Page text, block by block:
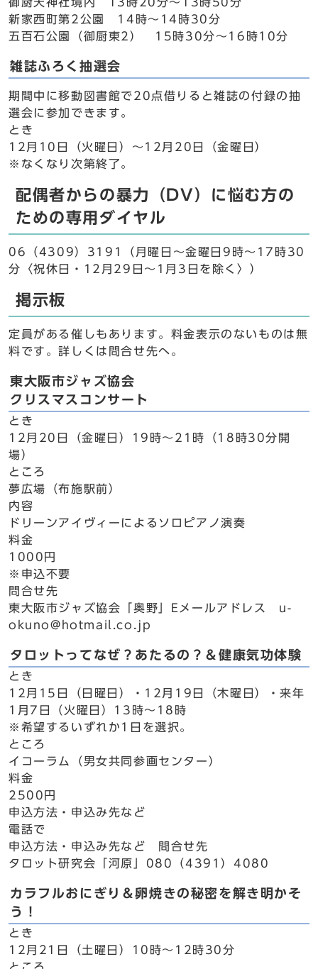
新家西町第2公園 14時～14時30分
五百石公園（御厨東2） 15時30分～16時10分
雑誌ふろく抽選会
期間中に移動図書館で20点借りると雑誌の付録の抽
選会に参加できます。
とき
12月10日（火曜日）～12月20日（金曜日）
※なくなり次第終了。
配偶者からの暴力（DV）に悩む方の
ための専用ダイヤル
06（4309）3191（月曜日～金曜日9時～17時30
分〈祝休日・12月29日～1月3日を除く〉）
掲示板
定員がある催しもあります。料金表示のないものは無
料です。詳しくは問合せ先へ。
東大阪市ジャズ協会
クリスマスコンサート
とき
12月20日（金曜日）19時～21時（18時30分開
場）
ところ
夢広場（布施駅前）
内容
ドリーンアイヴィーによるソロピアノ演奏
料金
1000円
※申込不要
問合せ先
東大阪市ジャズ協会「奥野」Eメールアドレス u-
okuno@hotmail.co.jp
タロットってなぜ？あたるの？＆健康気功体験
とき
12月15日（日曜日）・12月19日（木曜日）・来年
1月7日（火曜日）13時～18時
※希望するいずれか1日を選択。
ところ
イコーラム（男女共同参画センター）
料金
2500円
申込方法・申込み先など
電話で
申込方法・申込み先など 問合せ先
タロット研究会「河原」080（4391）4080
カラフルおにぎり＆卵焼きの秘密を解き明かそ
う！
とき
12月21日（土曜日）10時～12時30分